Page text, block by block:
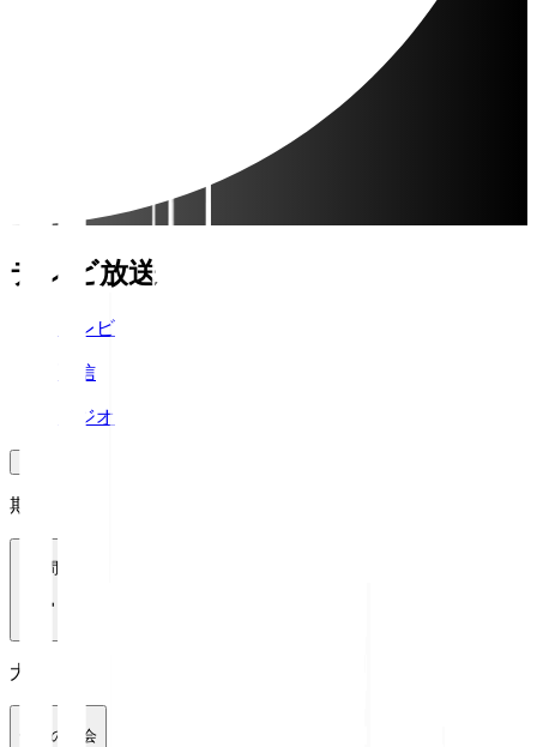
テレビ放送
テレビ
配信
ラジオ
期間
1週間
大会
全ての大会